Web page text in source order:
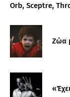
Orb, Sceptre,
Ζώα